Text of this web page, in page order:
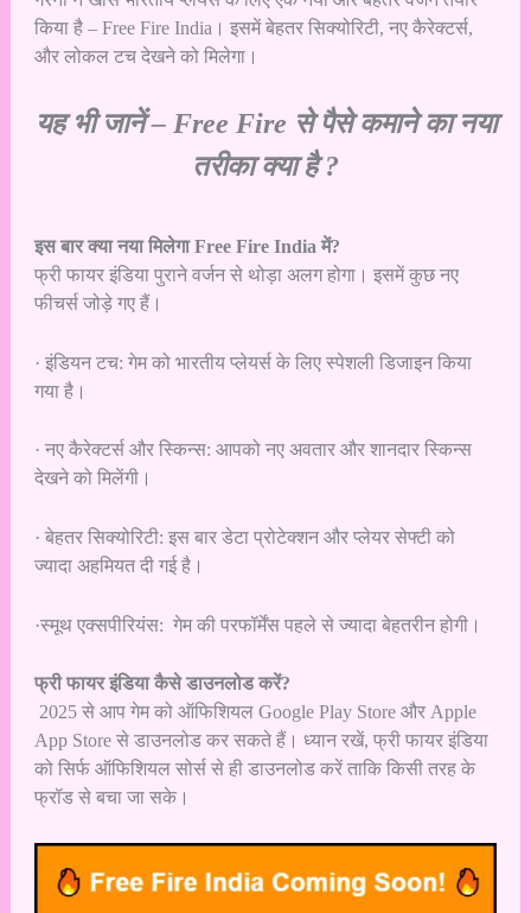
किया है – Free Fire India। इसमें बेहतर सिक्योरिटी, नए कैरेक्टर्स,
और लोकल टच देखने को मिलेगा।
यह भी जानें – Free Fire से पैसे कमाने का नया
तरीका क्या है ?
इस बार क्या नया मिलेगा Free Fire India में?
फ्री फायर इंडिया पुराने वर्जन से थोड़ा अलग होगा। इसमें कुछ नए
फीचर्स जोड़े गए हैं।
· इंडियन टच: गेम को भारतीय प्लेयर्स के लिए स्पेशली डिजाइन किया
गया है।
· नए कैरेक्टर्स और स्किन्स: आपको नए अवतार और शानदार स्किन्स
देखने को मिलेंगी।
· बेहतर सिक्योरिटी: इस बार डेटा प्रोटेक्शन और प्लेयर सेफ्टी को
ज्यादा अहमियत दी गई है।
·स्मूथ एक्सपीरियंस: गेम की परफॉर्मेंस पहले से ज्यादा बेहतरीन होगी।
फ्री फायर इंडिया कैसे डाउनलोड करें?
2025 से आप गेम को ऑफिशियल Google Play Store और Apple
App Store से डाउनलोड कर सकते हैं। ध्यान रखें, फ्री फायर इंडिया
को सिर्फ ऑफिशियल सोर्स से ही डाउनलोड करें ताकि किसी तरह के
फ्रॉड से बचा जा सके।